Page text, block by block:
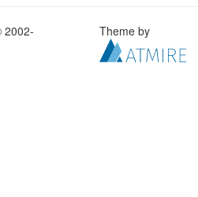
2002-
Theme by